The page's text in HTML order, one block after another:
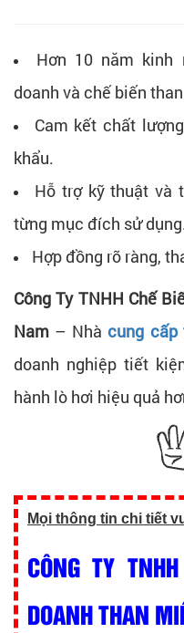
Hơn 10 năm kinh
doanh và chế biến
Cam kết chất
khẩu.
Hỗ trợ kỹ thuật và
từng mục đích sử
Hợp đồng rõ ràng,
Công Ty TNHH Chế
Nam – Nhàcung cấp
doanh nghiệp tiết
hành lò hơi hiệu quả
Mọi thông tin chi tiết
CÔNG TY
DOANH THAN